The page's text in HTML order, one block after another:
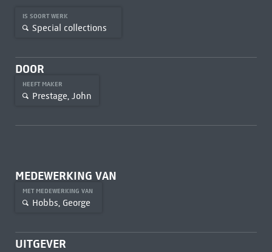
IS SOORT WERK
Special collections
DOOR
HEEFT MAKER
Prestage, John
MEDEWERKING VAN
MET MEDEWERKING VAN
Hobbs, George
UITGEVER